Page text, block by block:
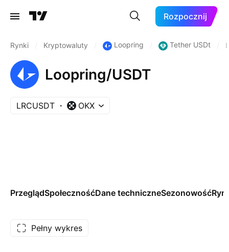
Rozpocznij
Rynki Kryptowaluty Loopring Tether USDt
Loopring/USDT
LRCUSDT OKX
PrzeglądSpołecznośćDane techniczneSezonowość
Pełny wykres